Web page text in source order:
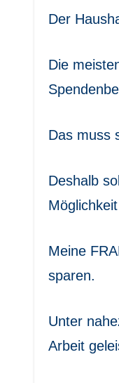
Der
Die
Das muss
Deshalb
Meine
sparen.
Unter
Arbeit